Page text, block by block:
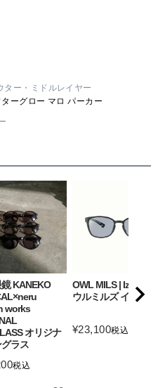
ター・ミドルレイヤー
ーグロー マロ パーカー
KANEKO
works
オリジナ
ラス
税込
OWL MILS | Izanagi
ウルミルズ イザナギ
¥23,100税込